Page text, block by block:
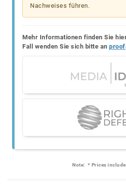
Nachweises führen.
Mehr Informationen finden Sie
Fall wenden Sie sich bitte an
Note: * Prices include